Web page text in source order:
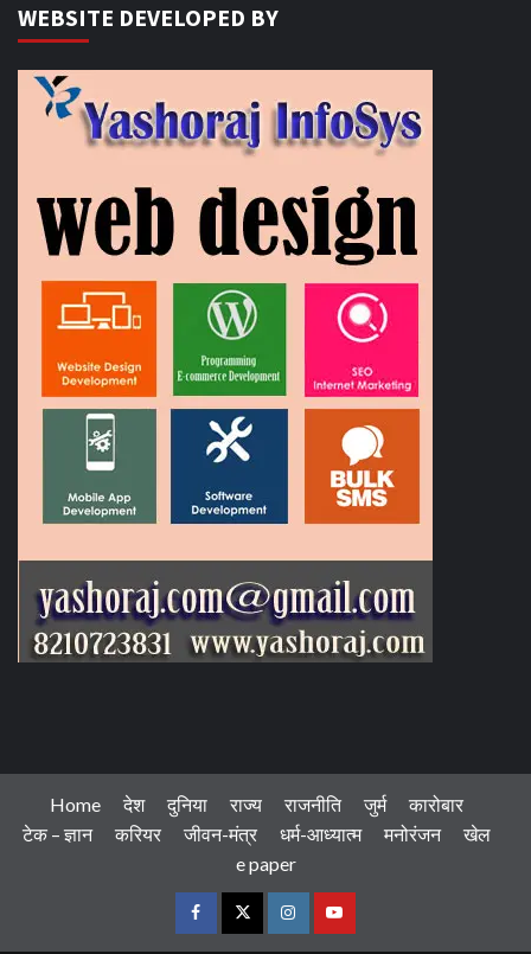
WEBSITE DEVELOPED BY
Home देश दुनिया राज्य राजनीति जुर्म
कारोबार
टेक – ज्ञान
करियर जीवन-मंत्र धर्म-आध्यात्म मनोरंजन
खेल
e paper
FacebookTwitterInstagramYoutube